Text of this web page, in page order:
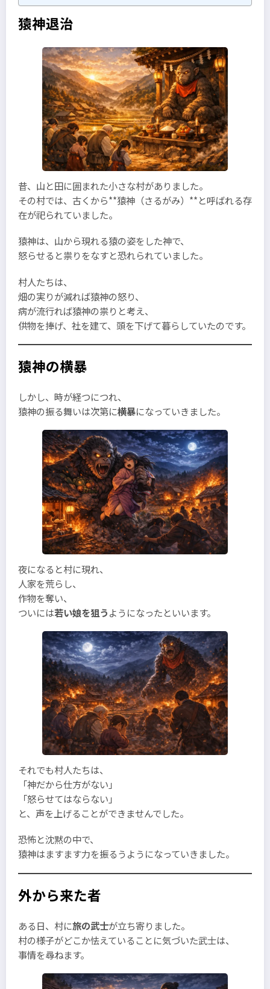
猿神退治
昔、山と田に囲まれた小さな村がありました。
その村では、古くから**猿神（さるがみ）**と呼ばれる存
在が祀られていました。
猿神は、山から現れる猿の姿をした神で、
怒らせると祟りをなすと恐れられていました。
村人たちは、
畑の実りが減れば猿神の怒り、
病が流行れば猿神の祟りと考え、
供物を捧げ、社を建て、頭を下げて暮らしていたのです。
猿神の横暴
しかし、時が経つにつれ、
猿神の振る舞いは次第に横暴になっていきました。
夜になると村に現れ、
人家を荒らし、
作物を奪い、
ついには若い娘を狙うようになったといいます。
それでも村人たちは、
「神だから仕方がない」
「怒らせてはならない」
と、声を上げることができませんでした。
恐怖と沈黙の中で、
猿神はますます力を振るうようになっていきました。
外から来た者
ある日、村に旅の武士が立ち寄りました。
村の様子がどこか怯えていることに気づいた武士は、
事情を尋ねます。